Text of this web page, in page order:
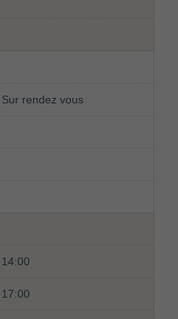
Sur rendez vous
14:00
17:00